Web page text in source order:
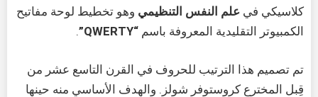
كلاسيكي في علم النفس التنظيمي وهو تخطيط لوحة مفاتيح
الكمبيوتر التقليدية المعروفة باسم “QWERTY”
.
تم تصميم هذا الترتيب للحروف في القرن التاسع عشر من
قِبل المخترع كروستوفر شولز. والهدف الأساسي منه حينها